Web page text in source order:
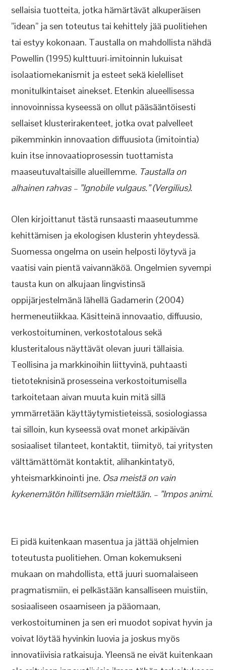
sellaisia tuotteita, jotka hämärtävät alkuperäisen
”idean” ja sen toteutus tai kehittely jää puolitiehen
tai estyy kokonaan. Taustalla on mahdollista nähdä
Powellin (1995) kulttuuri-imitoinnin lukuisat
isolaatiomekanismit ja esteet sekä kielelliset
monitulkintaiset ainekset. Etenkin alueellisessa
innovoinnissa kyseessä on ollut pääsääntöisesti
sellaiset klusterirakenteet, jotka ovat palvelleet
pikemminkin innovaation diffuusiota (imitointia)
kuin itse innovaatioprosessin tuottamista
maaseutuvaltaisille alueillemme. Taustalla on
alhainen rahvas – ”Ignobile vulgaus.” (Vergilius).
Olen kirjoittanut tästä runsaasti maaseutumme
kehittämisen ja ekologisen klusterin yhteydessä.
Suomessa ongelma on usein helposti löytyvä ja
vaatisi vain pientä vaivannäköä. Ongelmien syvempi
tausta kun on alkujaan lingvistinsä
oppijärjestelmänä lähellä Gadamerin (2004)
hermeneutiikkaa. Käsitteinä innovaatio, diffuusio,
verkostoituminen, verkostotalous sekä
klusteritalous näyttävät olevan juuri tällaisia.
Teollisina ja markkinoihin liittyvinä, puhtaasti
tietoteknisinä prosesseina verkostoitumisella
tarkoitetaan aivan muuta kuin mitä sillä
ymmärretään käyttäytymistieteissä, sosiologiassa
tai silloin, kun kyseessä ovat monet arkipäivän
sosiaaliset tilanteet, kontaktit, tiimityö, tai yritysten
välttämättömät kontaktit, alihankintatyö,
yhteismarkkinointi jne. Osa meistä on vain
kykenemätön hillitsemään mieltään. – ”Impos animi.
Ei pidä kuitenkaan masentua ja jättää ohjelmien
toteutusta puolitiehen. Oman kokemukseni
mukaan on mahdollista, että juuri suomalaiseen
pragmatismiin, ei pelkästään kansalliseen muistiin,
sosiaaliseen osaamiseen ja pääomaan,
verkostoituminen ja sen eri muodot sopivat hyvin ja
voivat löytää hyvinkin luovia ja joskus myös
innovatiivisia ratkaisuja. Yleensä ne eivät kuitenkaan